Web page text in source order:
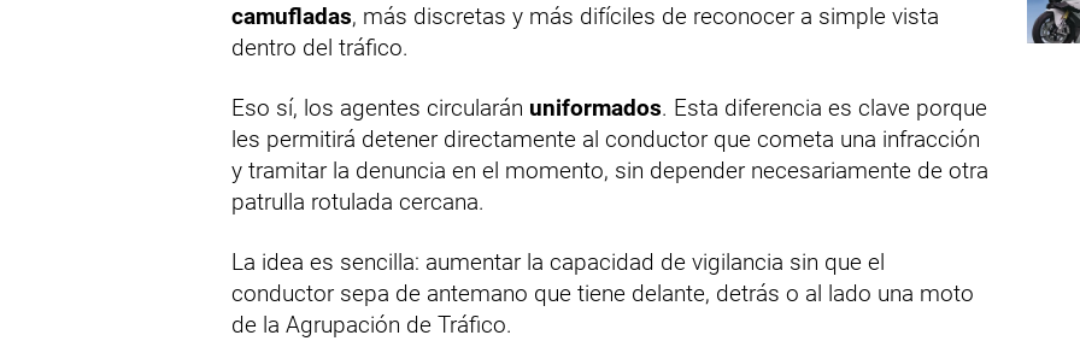
camufladas, más discretas y más difíciles de reconocer a simple vista
dentro del tráfico.
Eso sí, los agentes circularán uniformados. Esta diferencia es clave porque
les permitirá detener directamente al conductor que cometa una infracción
y tramitar la denuncia en el momento, sin depender necesariamente de otra
patrulla rotulada cercana.
La idea es sencilla: aumentar la capacidad de vigilancia sin que el
conductor sepa de antemano que tiene delante, detrás o al lado una moto
de la Agrupación de Tráfico.